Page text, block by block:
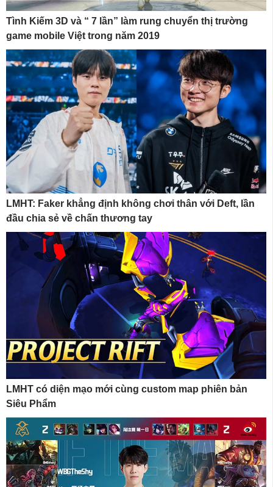
Tình Kiếm 3D và “ 7 lần” làm rung chuyển thị trường
game mobile Việt trong năm 2019
LMHT: Faker khẳng định không chơi thân với Deft, lần
đầu chia sẻ về chấn thương tay
LMHT có diện mạo mới cùng custom map phiên bản
Siêu Phẩm